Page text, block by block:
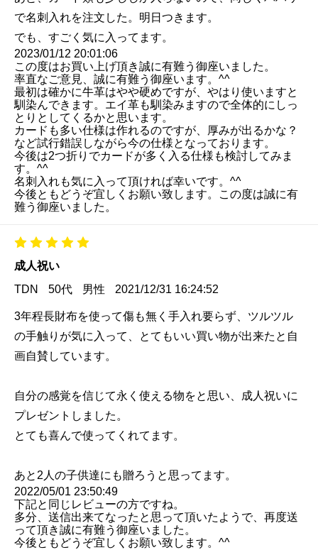
で名刺入れを注文した。明日つきます。
でも、すごく気に入ってます。
2023/01/12 20:01:06
この度はお買い上げ頂き誠に有難う御座いました。
率直なご意見、誠に有難う御座います。^^
最初は確かに牛革はやや硬めですが、やはり使いますと
馴染んできます。エイ革も馴染みますので全体的にしっ
とりとしてくるかと思います。
カードも多い仕様は作れるのですが、厚みが出るかな？
など試行錯誤しながら今の仕様となっております。
今後は2つ折りでカードが多く入る仕様も検討してみま
す。^^
名刺入れも気に入って頂ければ幸いです。^^
今後ともどうぞ宜しくお願い致します。この度は誠に有
難う御座いました。
成人祝い
TDN
50代 男性 2021/12/31 16:24:52
3年程長財布を使って傷も無く手入れ要らず、ツルツル
の手触りが気に入って、とてもいい買い物が出来たと自
画自賛しています。
自分の感覚を信じて永く使える物をと思い、成人祝いに
プレゼントしました。
とても喜んで使ってくれてます。
あと2人の子供達にも贈ろうと思ってます。
2022/05/01 23:50:49
下記と同じレビューの方ですね。
多分、送信出来てなったと思って頂いたようで、再度送
って頂き誠に有難う御座いました。
今後ともどうぞ宜しくお願い致します。^^